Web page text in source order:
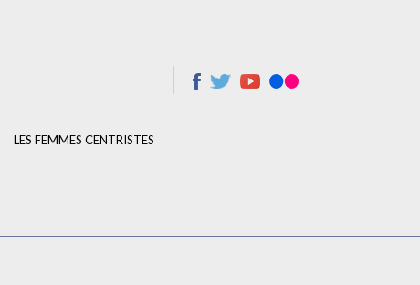
LES FEMMES CENTRISTES